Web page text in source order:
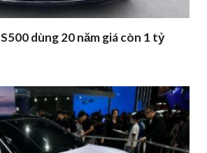
dùng 20 năm giá còn 1 tỷ